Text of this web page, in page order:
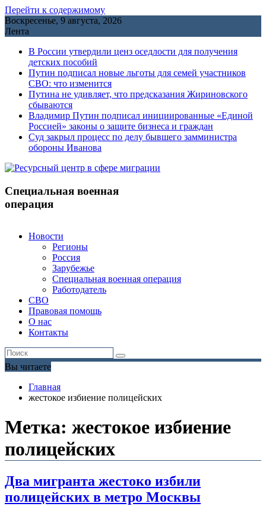
Перейти к содержимому
Воскресенье, 9 августа, 2026
Лента
В России утвердили ценз оседлости для получения
детских пособий
Путин подписал новые льготы для семей участников
СВО: что изменится
Путина не удивляет, что предсказания Жириновского
сбываются
Владимир Путин подписал инициированные «Единой
Россией» законы о защите бизнеса и граждан
Cуд закрыл процесс по делу бывшего замминистра
обороны Иванова
Специальная военная
операция
Новости
Регионы
Россия
Зарубежье
Специальная военная операция
Работодатель
СВО
Правовая помощь
О нас
Контакты
Вы читаете
Главная
жестокое избиение полицейских
Метка: жестокое избиение
полицейских
Два мигранта жестоко избили
полицейских в метро Москвы